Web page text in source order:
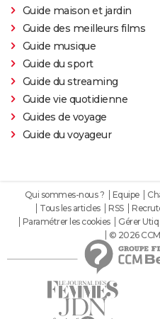
Guide maison et jardin
Guide des meilleurs films
Guide musique
Guide du sport
Guide du streaming
Guide vie quotidienne
Guides de voyage
Guide du voyageur
Qui sommes-nous ? Equipe
Tous les articles
RSS
Paramétrer les cookies
Gérer Utiq
© 2026